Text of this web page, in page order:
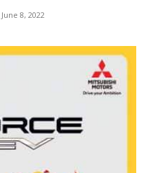
June 8, 2022